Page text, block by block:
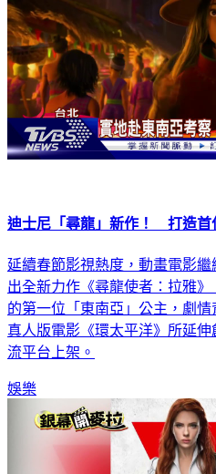
迪士尼「尋龍」新作！ 打造首
延續春節影視熱度，動畫電影
出全新力作《尋龍使者：拉雅
的第一位「東南亞」公主，劇
真人版電影《環太平洋》所延
流平台上架。
娛樂